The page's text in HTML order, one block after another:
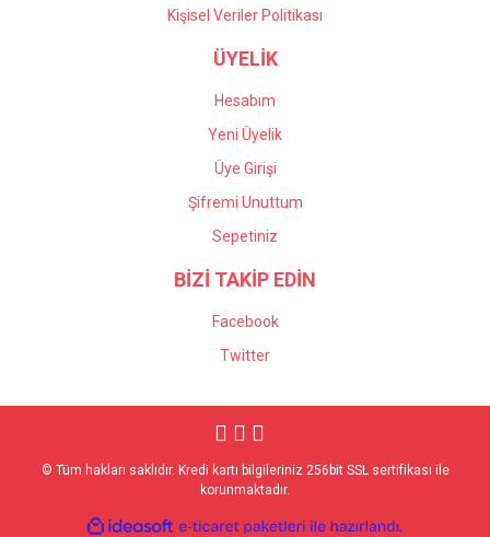
Kişisel Veriler Politikası
ÜYELİK
Hesabım
Yeni Üyelik
Üye Girişi
Şifremi Unuttum
Sepetiniz
BİZİ TAKİP EDİN
Facebook
Twitter
© Tüm hakları saklıdır. Kredi kartı bilgileriniz 256bit SSL sertifikası ile
korunmaktadır.
ideasoft e-